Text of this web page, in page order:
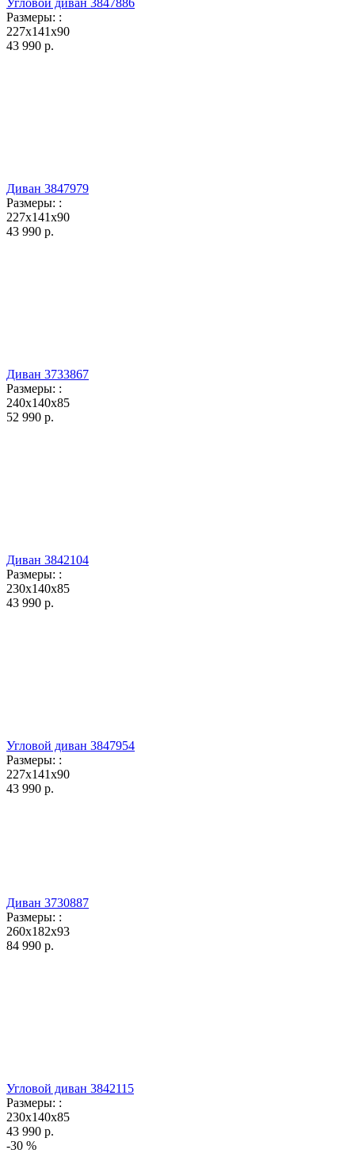
Размеры: :
227x141x90
43 990 р.
Диван 3847979
Размеры: :
227x141x90
43 990 р.
Диван 3733867
Размеры: :
240x140x85
52 990 р.
Диван 3842104
Размеры: :
230x140x85
43 990 р.
Угловой диван 3847954
Размеры: :
227x141x90
43 990 р.
Диван 3730887
Размеры: :
260x182x93
84 990 р.
Угловой диван 3842115
Размеры: :
230x140x85
43 990 р.
-30 %